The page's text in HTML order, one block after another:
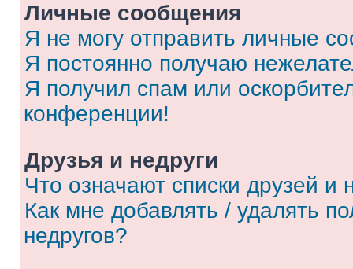
Личные сообщения
Я не могу отправить личные
Я постоянно получаю
Я получил спам или
конференции!
Друзья и недруги
Что означают списки друзей и
Как мне добавлять / удалять
недругов?